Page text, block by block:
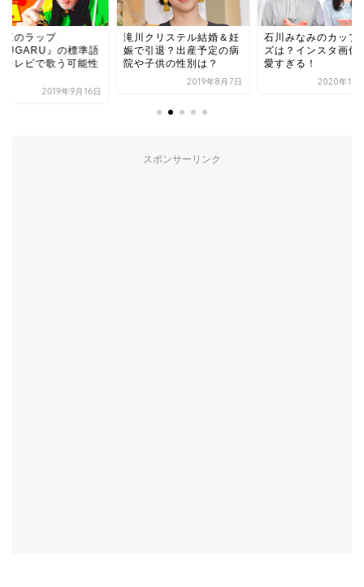
三のラップ
』の標準語
テレビで歌う可能性
2019年9月16日
滝川クリステル結婚＆妊
娠で引退？出産予定の病
院や子供の性別は？
2019年8月7日
石川みなみのカップ
ズは？インスタ画像
愛すぎる！
2020年10
スポンサーリンク